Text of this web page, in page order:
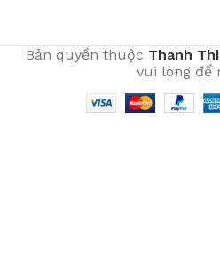
Bản quyền thuộc Thanh
vui lòng để